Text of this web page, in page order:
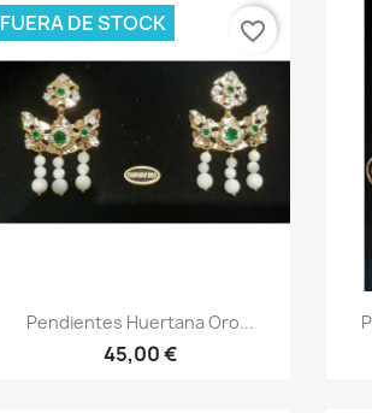
Vista rápida
Pendientes Huertana Oro...
45,00 €
FUERA DE STOCK favorite_border